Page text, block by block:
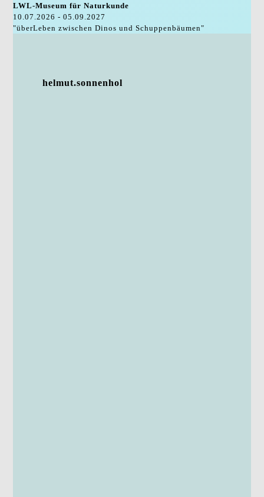
LWL-Museum für Naturkunde
10.07.2026 - 05.09.2027
"überLeben zwischen Dinos und Schuppenbäumen"
helmut.sonnenhol